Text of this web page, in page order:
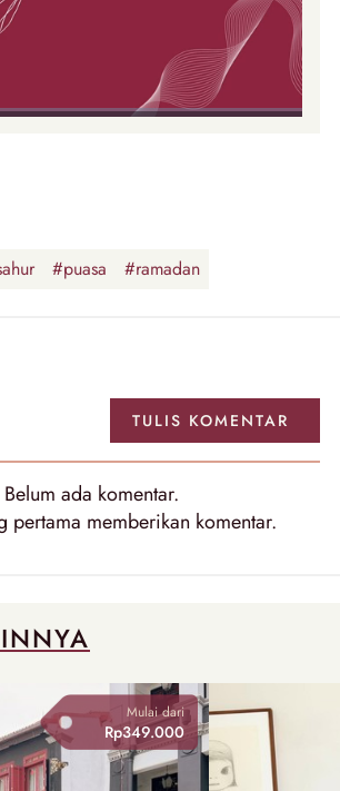
#puasa #ramadan
TULIS KOMENTAR
Belum ada komentar.
pertama memberikan komentar.
Mulai dari
Rp349.000